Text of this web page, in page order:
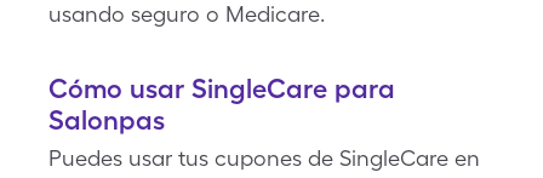
usando seguro o Medicare.
Cómo usar SingleCare para
Salonpas
Puedes usar tus cupones de SingleCare en